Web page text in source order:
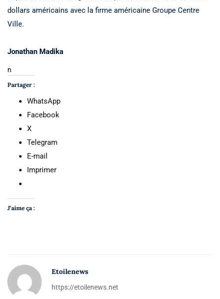
dollars américains avec la firme américaine Groupe Centre
Ville.
Jonathan Madika
n
Partager :
WhatsApp
Facebook
X
Telegram
E-mail
Imprimer
J’aime ça :
Etoilenews
https://etoilenews.net